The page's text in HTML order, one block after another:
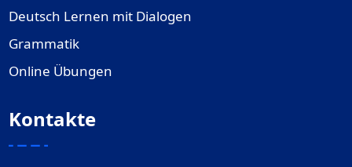
Deutsch Lernen mit Dialogen
Grammatik
Online Übungen
Kontakte